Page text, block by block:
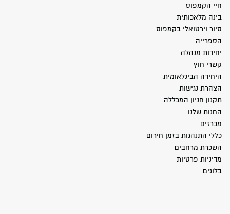
חיי הקמפוס
בינה מלאכותית
סיור וירטואלי בקמפוס
הספרייה
יחידות מנהלה
קשרי חוץ
היחידה הבינלאומית
הצהרת נגישות
תקנון חניון המכללה
החנות שלנו
מכרזים
כללי התנהגות בזמן חירום
השכרת מרחבים
מדיניות פרטיות
בלוגים